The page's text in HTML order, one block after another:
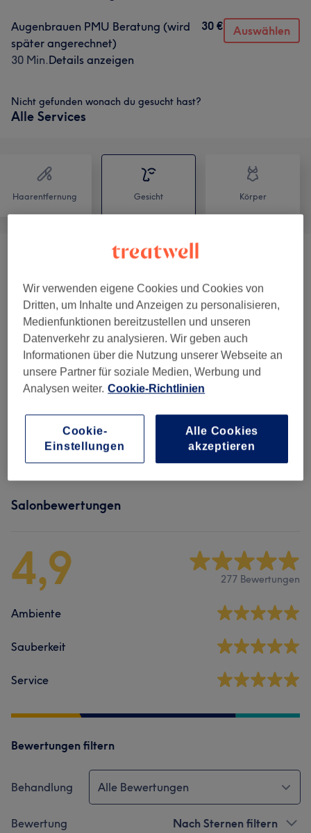
Augenbrauen PMU Beratung (wird
später angerechnet)
30 Min.Details anzeigen
30 € Auswählen
Nicht gefunden wonach du gesucht hast?
Alle Services
Haarentfernung Gesicht Körper
Gesichtsbehandlung - Glam Korean
Glam Signature Combos (8) ab 55 €
Wimpernverlängerung (8)
Augenbrauen & Wimpernbehandlungen )
Permanent Make-Up (5) ab 0,01 €
TW Behandlung (9) ab 1 €
Salonbewertungen
4,9 277 Bewertungen
Ambiente
Sauberkeit
Service
Bewertungen filtern
Behandlung Alle Bewertungen
Bewertung Nach Sternen filtern
Wir verwenden eigene Cookies und Cookies von
Dritten, um Inhalte und Anzeigen zu personalisieren,
Medienfunktionen bereitzustellen und unseren
Datenverkehr zu analysieren. Wir geben auch
Informationen über die Nutzung unserer Webseite an
unsere Partner für soziale Medien, Werbung und
Analysen weiter. Cookie-Richtlinien
Cookie-
Einstellungen
Alle Cookies
akzeptieren